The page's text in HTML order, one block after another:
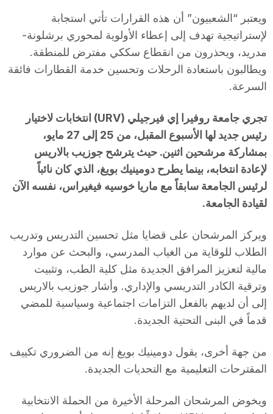
g
o
n
a
ويعتبر “الشعبيون” أن هذه القرارات تأتي استجابة
لإستراتيجية تهدف إلى إعطاء الأولوية لمحوري برشلونة-
مدريد، ويحذرون من انقطاع سككي مفترض للمنطقة.
ويطالبون باستعادة الرحلات وتحسين خدمة القطارات فائقة
السرعة.
تجري جامعة روفيرا إي فيرجيلي (URV) انتخابات لاختيار
رئيس جديد لها الأسبوع المقبل، من 25 إلى 27 مايو،
بمشاركة مرشحين اثنين. حيث يترشح جوزيب بالاريس
لإعادة انتخابه، بينما يطرح دومينيك بويغ، الذي كان نائباً
لرئيس الجامعة سابقاً مع ماريا خوسيه فيغيراس، نفسه الآن
لقيادة الجامعة.
ويركز المرشحان على قضايا مثل تحسين التدريس وتدريب
الطلاب للوقاية من الغياب المدرسي، والبحث عن موارد
مالية لتعزيز المرافق الجديدة مثل كلية الطب، وتثبيت
وترقية الكادر التدريسي والإداري. وأشار جوزيب بالاريس
إلى أن لديهم بالفعل التزامات اجتماعية وسياسية للمضي
قدماً في البنى التحتية الجديدة.
من جهة أخرى، يقول دومينيك بويغ إنه من الضروري تكييف
المقترحات التعليمية مع التحديات الجديدة.
ويخوض المرشحان المرحلة الأخيرة من الحملة الانتخابية